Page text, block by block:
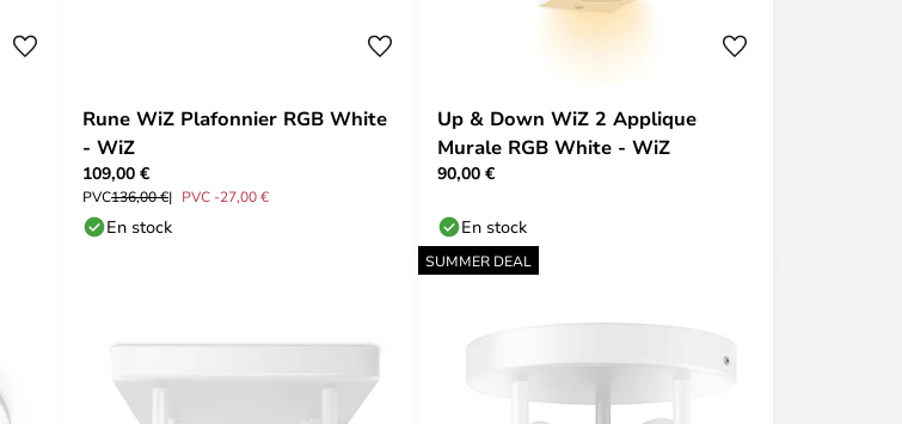
Rune WiZ Plafonnier RGB White
- WiZ
109,00 €
PVC136,00 € PVC -27,00 €
En stock
Up & Down WiZ 2 Applique
Murale RGB White - WiZ
90,00 €
En stock
SUMMER DEAL